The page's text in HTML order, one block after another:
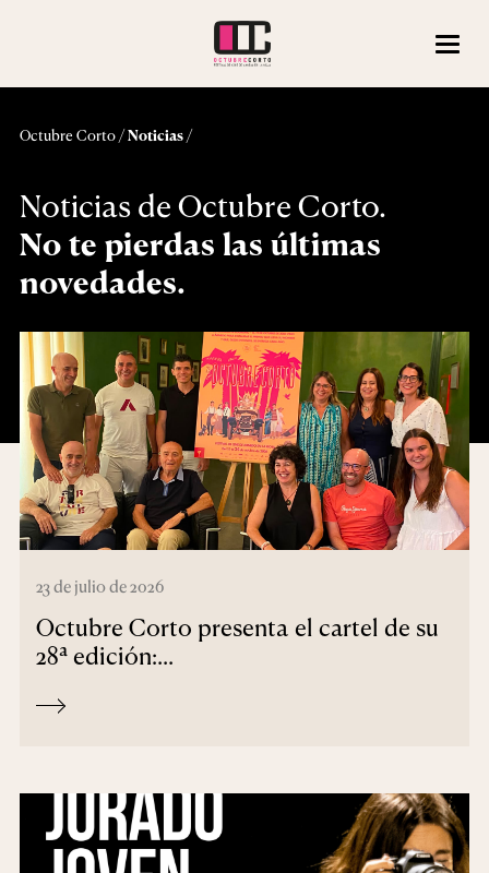
Octubre Corto/Noticias/
Noticias de Octubre Corto.
No te pierdas las últimas
novedades.
23 de julio de 2026
Octubre Corto presenta el cartel de su
28ª edición:...